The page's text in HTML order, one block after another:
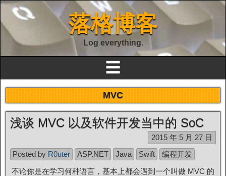
落格博客
Log everything.
☰
MVC
浅谈 MVC 以及软件开发当中的 SoC
2015 年 5 月 27 日
Posted by R0uter ASP.NET Java Swift
编程开发
不论你是在学习何种语言，基本上都会遇到一个叫做 MVC 的